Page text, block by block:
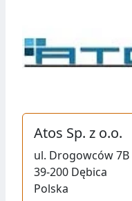
Atos Sp. z o.o.
ul. Drogowców 7B
39-200 Dębica
Polska